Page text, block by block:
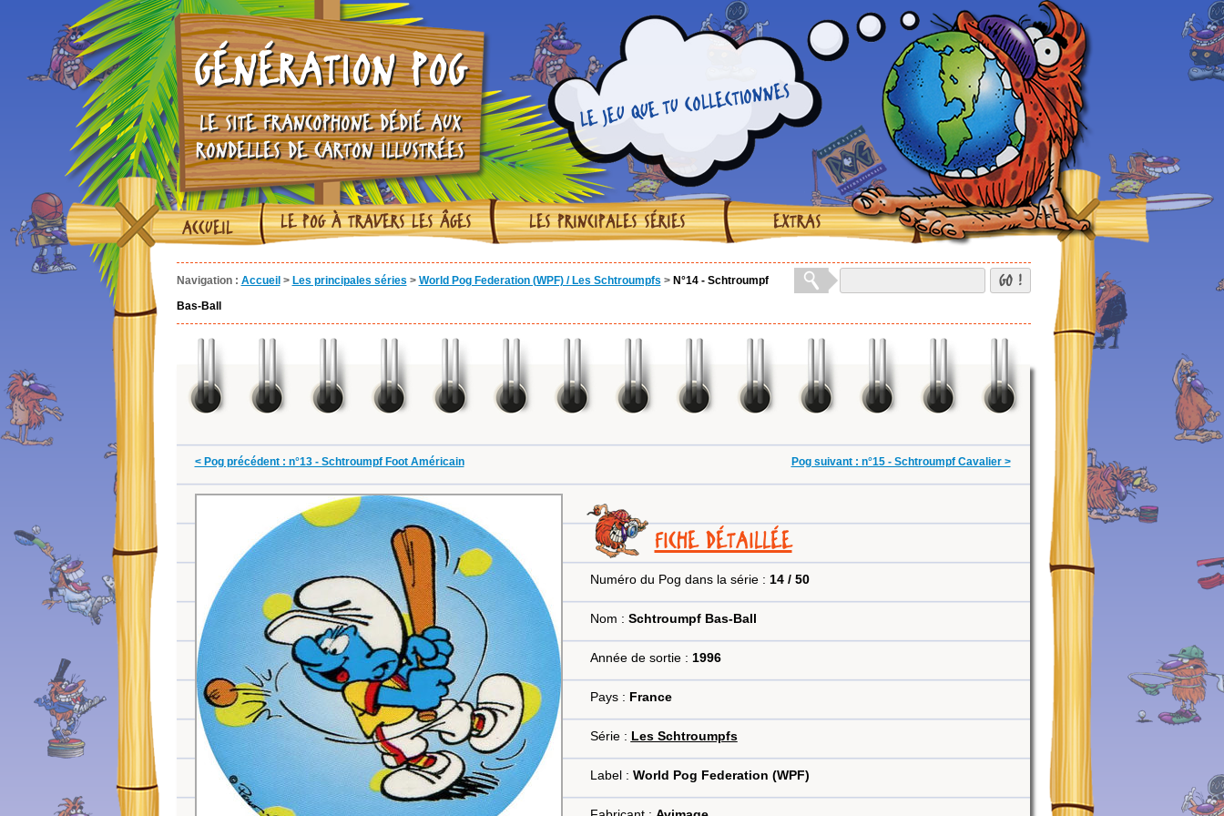
GÉNÉRATION POG
LE SITE FRANCOPHONE DÉDIÉ AUX
RONDELLES DE CARTON ILLUSTRÉES
LE JEU QUE TU COLLECTIONNES
ACCUEIL LE POG À TRAVERS LES ÂGES LES PRINCIPALES SÉRIES EXTRAS
Navigation : Accueil > Les principales séries > World Pog Federation (WPF) / Les Schtroumpfs > N°14 - Schtroumpf
Bas-Ball
GO !
< Pog précédent : n°13 - Schtroumpf Foot Américain Pog suivant : n°15 - Schtroumpf Cavalier >
FICHE DÉTAILLÉE
Numéro du Pog dans la série : 14 / 50
Nom : Schtroumpf Bas-Ball
Année de sortie : 1996
Pays : France
Série : Les Schtroumpfs
Label : World Pog Federation (WPF)